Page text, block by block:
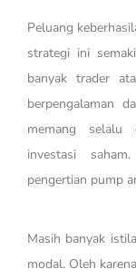
Peluang
strategi ini
banyak trader
berpengalaman
memang selalu
investasi
pengertian pump
Masih banyak
modal. Oleh